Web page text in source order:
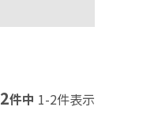
2件中 1-2件表示